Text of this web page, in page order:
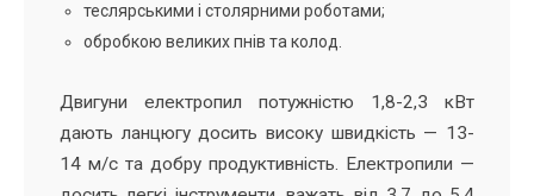
теслярськими і столярними роботами;
обробкою великих пнів та колод.
Двигуни електропил потужністю 1,8-2,3 кВт
дають ланцюгу досить високу швидкість — 13-
14 м/с та добру продуктивність. Електропили —